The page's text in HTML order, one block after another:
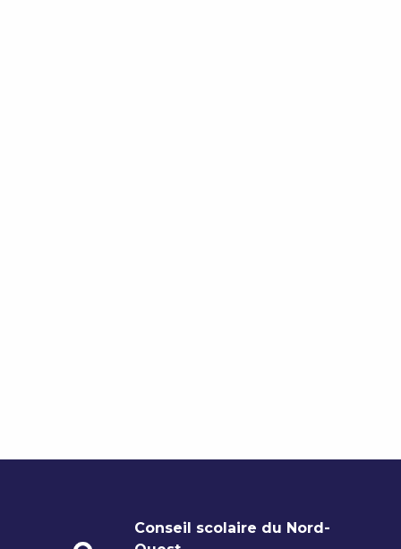
Conseil scolaire du Nord-